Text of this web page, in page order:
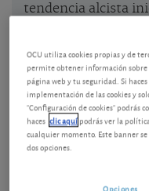
tendencia alcista
2019 los precios de
9,5% y los del
crecieron un 15%
2022, con un sólido
año, antes de que
encarecimiento de
OCU utiliza cookies propias y de
permite obtener información
página web y tu seguridad. Si
implementación de las cookies y
"Configuración de cookies" podrás
haces clic aquípodrás ver la
cualquier momento. Este banner
dos opciones.
Opciones